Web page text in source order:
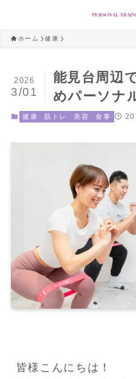
ホーム 健康
能見台周辺
めパーソナ
2026
3/01
健康 筋トレ 美容 食事
皆様こんにちは！